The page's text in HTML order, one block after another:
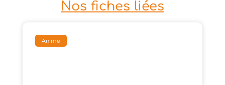
Nos fiches liées
Anime